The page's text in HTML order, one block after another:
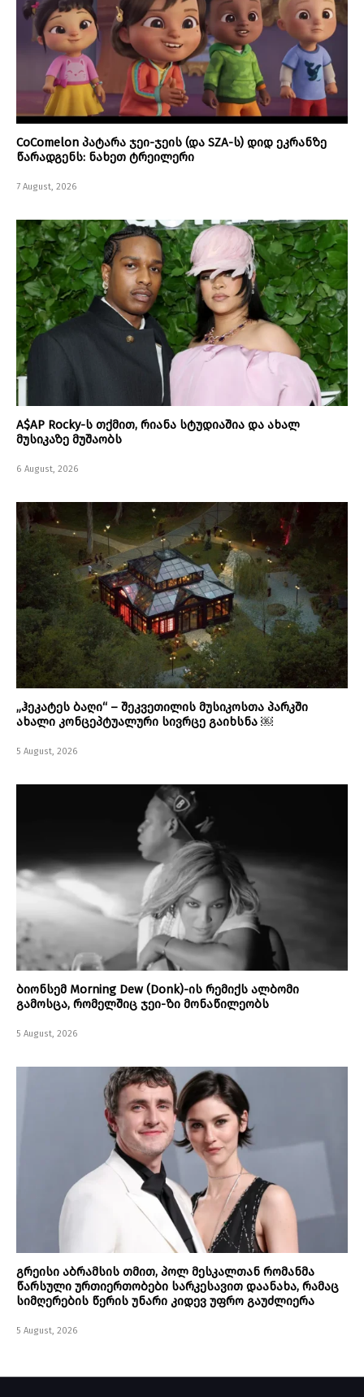
CoComelon პატარა ჯეი-ჯეის (და SZA-ს) დიდ ეკრანზე
წარადგენს: ნახეთ ტრეილერი
7 August, 2026
A$AP Rocky-ს თქმით, რიანა სტუდიაშია და ახალ
მუსიკაზე მუშაობს
6 August, 2026
„ჰეკატეს ბაღი“ – შეკვეთილის მუსიკოსთა პარკში
ახალი კონცეპტუალური სივრცე გაიხსნა ￼
5 August, 2026
ბიონსემ Morning Dew (Donk)-ის რემიქს ალბომი
გამოსცა, რომელშიც ჯეი-ზი მონაწილეობს
5 August, 2026
გრეისი აბრამსის თმით, პოლ მესკალთან რომანმა
წარსული ურთიერთობები სარკესავით დაანახა, რამაც
სიმღერების წერის უნარი კიდევ უფრო გაუძლიერა
5 August, 2026